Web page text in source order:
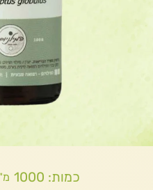
כמות: 1000